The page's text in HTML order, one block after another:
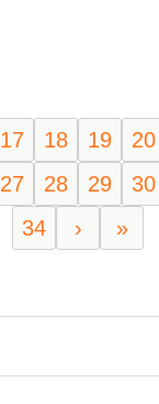
17 18 19 20
27 28 29 30
34
› »